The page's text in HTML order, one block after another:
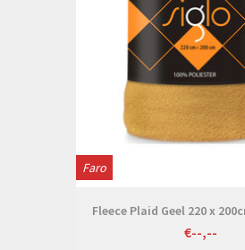
Faro
Fleece Plaid Geel 220 x
€--,--